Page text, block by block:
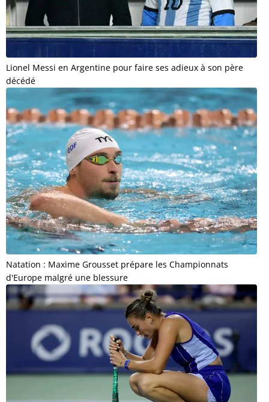
Lionel Messi en Argentine pour faire ses adieux à son père
décédé
Natation : Maxime Grousset prépare les Championnats
d'Europe malgré une blessure